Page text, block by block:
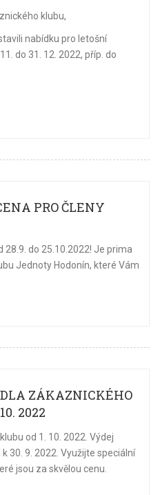
klubu,
nabídku pro letošní
do 31. 12. 2022, příp. do
PRO ČLENY
28.9. do 25.10.2022! Je prima
Jednoty Hodonín, které Vám
ZÁKAZNICKÉHO
2022
od 1. 10. 2022. Výdej
30. 9. 2022. Využijte speciální
jsou za skvělou cenu.